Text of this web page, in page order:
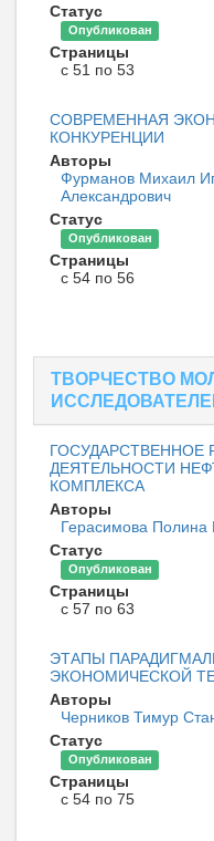
Статус
Опубликован
Страницы
с 51 по 53
СОВРЕМЕННАЯ
КОНКУРЕНЦИИ
Авторы
Фурманов Михаил
Александрович
Статус
Опубликован
Страницы
с 54 по 56
ТВОРЧЕСТВО
ГОСУДАРСТВЕННОЕ
ДЕЯТЕЛЬНОСТИ
КОМПЛЕКСА
Авторы
Герасимова Полина
Статус
Опубликован
Страницы
с 57 по 63
ЭТАПЫ
ЭКОНОМИЧЕСКОЙ
Авторы
Черников Тимур
Статус
Опубликован
Страницы
с 54 по 75